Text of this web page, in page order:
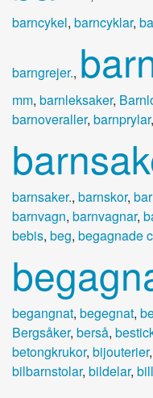
barncykel, barncyklar,
barngrejer.,
mm, barnleksaker,
barnoveraller, barnprylar,
barnsaker., barnskor,
barnvagn, barnvagnar,
bebis, beg, begagnade
begangnat, begegnat,
Bergsåker, berså,
betongkrukor, bijouterier,
bilbarnstolar, bildelar,